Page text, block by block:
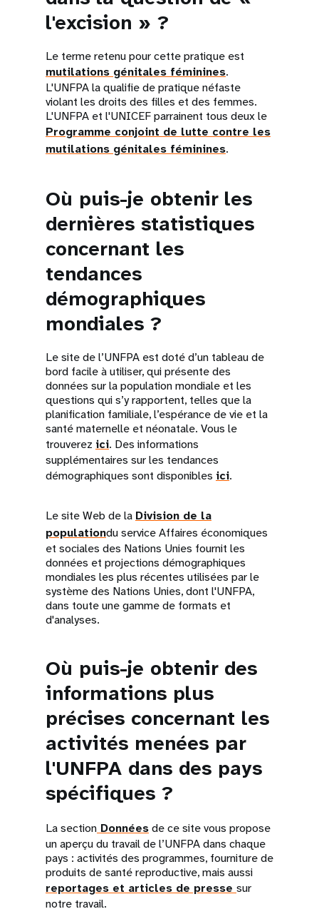
l'excision » ?
Le terme retenu pour cette pratique est
mutilations génitales féminines.
L'UNFPA la qualifie de pratique néfaste
violant les droits des filles et des femmes.
L'UNFPA et l'UNICEF parrainent tous deux le
Programme conjoint de lutte contre les
mutilations génitales féminines.
Où puis-je obtenir les
dernières statistiques
concernant les
tendances
démographiques
mondiales ?
Le site de l’UNFPA est doté d’un tableau de
bord facile à utiliser, qui présente des
données sur la population mondiale et les
questions qui s’y rapportent, telles que la
planification familiale, l’espérance de vie et la
santé maternelle et néonatale. Vous le
trouverez ici. Des informations
supplémentaires sur les tendances
démographiques sont disponibles ici.
Le site Web de la Division de la
populationdu service Affaires économiques
et sociales des Nations Unies fournit les
données et projections démographiques
mondiales les plus récentes utilisées par le
système des Nations Unies, dont l'UNFPA,
dans toute une gamme de formats et
d'analyses.
Où puis-je obtenir des
informations plus
précises concernant les
activités menées par
l'UNFPA dans des pays
spécifiques ?
La section Donnéesde ce site vous propose
un aperçu du travail de l’UNFPA dans chaque
pays : activités des programmes, fourniture de
produits de santé reproductive, mais aussi
reportages et articles de presse sur
notre travail.